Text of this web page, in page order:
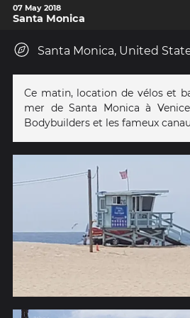
07 May 2018
Santa Monica
Santa Monica, United
Ce matin, location de vélos et
mer de Santa Monica à
Bodybuilders et les fameux